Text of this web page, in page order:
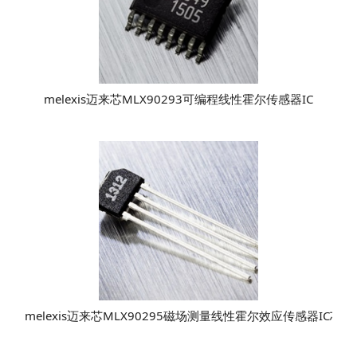
melexis迈来芯MLX90293可编程线性霍尔传感器IC
melexis迈来芯MLX90295磁场测量线性霍尔效应传感器IC芯片